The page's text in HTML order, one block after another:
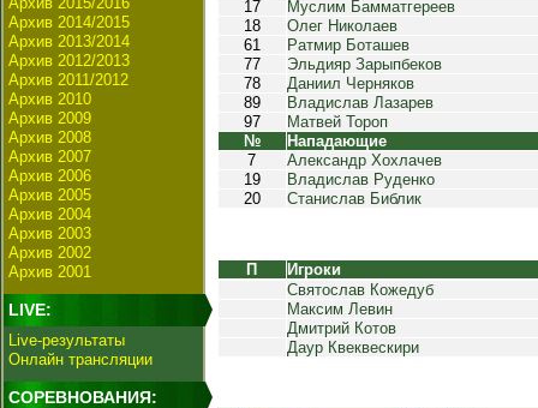
Архив 2014/2015
Архив 2013/2014
Архив 2012/2013
Архив 2011/2012
Архив 2010
Архив 2009
Архив 2008
Архив 2007
Архив 2006
Архив 2005
Архив 2004
Архив 2003
Архив 2002
Архив 2001
LIVE:
Live-результаты
Онлайн трансляции
СОРЕВНОВАНИЯ:
17
Муслим Бамматгереев
18
Олег Николаев
61
Ратмир Боташев
77
Эльдияр Зарыпбеков
78
Даниил Черняков
89
Владислав Лазарев
97
Матвей Тороп
№
Нападающие
7
Александр Хохлачев
19
Владислав Руденко
20
Станислав Библик
П
Игроки
Святослав Кожедуб
Максим Левин
Дмитрий Котов
Даур Квеквескири